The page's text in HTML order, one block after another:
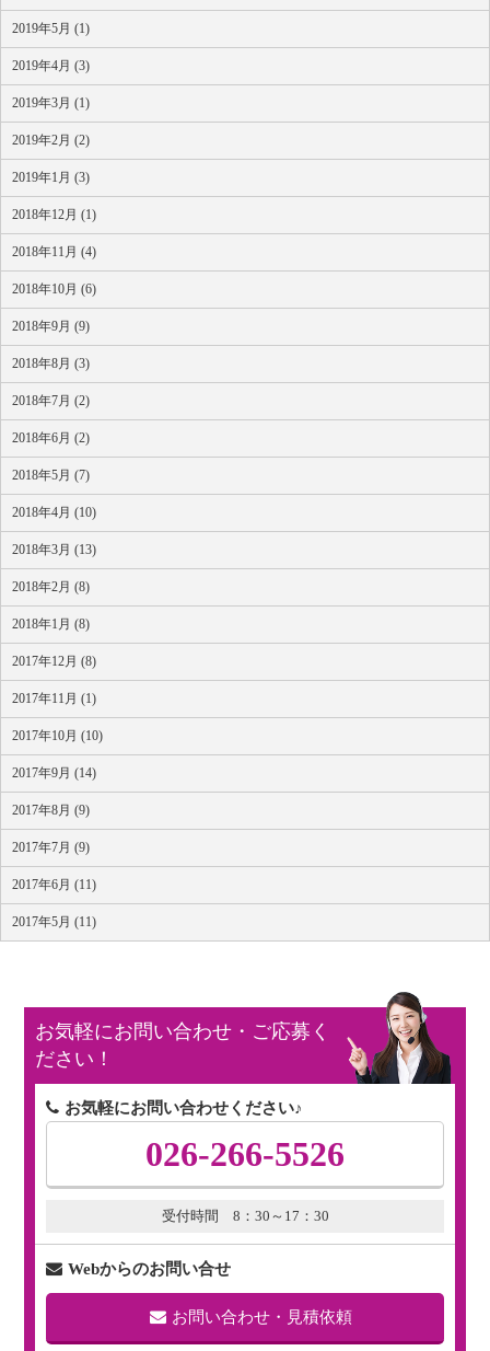
2019年5月 (1)
2019年4月 (3)
2019年3月 (1)
2019年2月 (2)
2019年1月 (3)
2018年12月 (1)
2018年11月 (4)
2018年10月 (6)
2018年9月 (9)
2018年8月 (3)
2018年7月 (2)
2018年6月 (2)
2018年5月 (7)
2018年4月 (10)
2018年3月 (13)
2018年2月 (8)
2018年1月 (8)
2017年12月 (8)
2017年11月 (1)
2017年10月 (10)
2017年9月 (14)
2017年8月 (9)
2017年7月 (9)
2017年6月 (11)
2017年5月 (11)
お気軽にお問い合わせ・ご応募く
ださい！
お気軽にお問い合わせください♪
026-266-5526
受付時間 8：30～17：30
Webからのお問い合せ
お問い合わせ・見積依頼